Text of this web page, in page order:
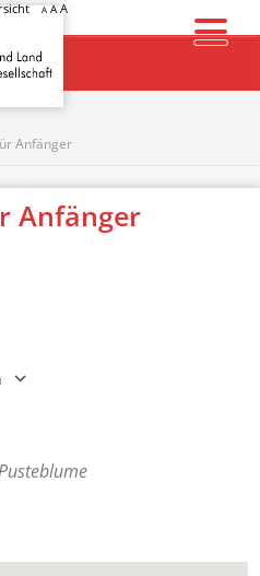
A AA
Anfänger
Anfänger